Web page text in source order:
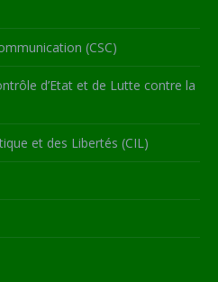
(CSC)
d’Etat et de Lutte contre la
et des Libertés (CIL)